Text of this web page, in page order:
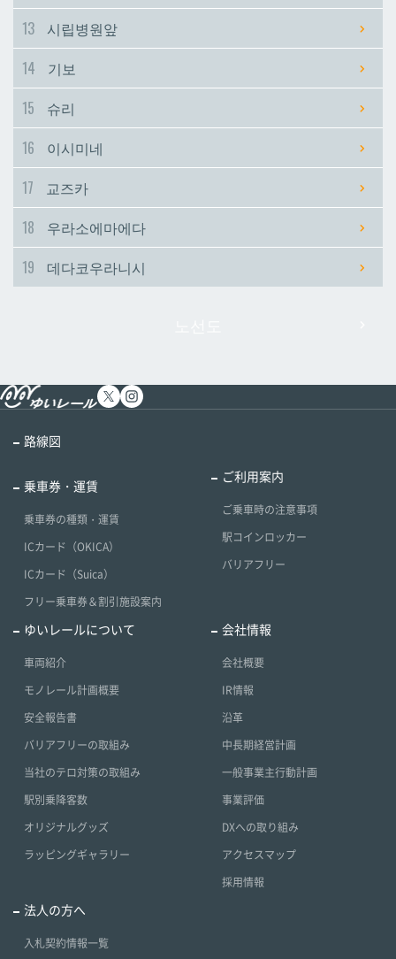
데다코우라니시
데다코우라니시
13
시립병원앞
14
기보
15
슈리
16
이시미네
17
교즈카
18
우라소에마에다
19
데다코우라니시
路線図
乗車券・運賃
乗車券の種類・運賃
ICカード（OKICA）
ICカード（Suica）
フリー乗車券＆割引施設案内
ご利用案内
ご乗車時の注意事項
駅コインロッカー
バリアフリー
ゆいレールについて
車両紹介
モノレール計画概要
安全報告書
バリアフリーの取組み
当社のテロ対策の取組み
駅別乗降客数
オリジナルグッズ
ラッピングギャラリー
会社情報
会社概要
IR情報
沿革
中長期経営計画
一般事業主行動計画
事業評価
DXへの取り組み
アクセスマップ
採用情報
法人の方へ
入札契約情報一覧